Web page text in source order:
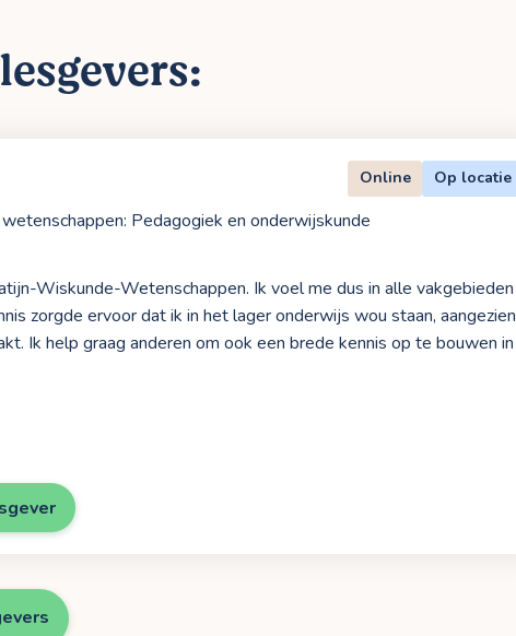
Online Op locatie
Pedagogiek en onderwijskunde
Wiskunde-Wetenschappen. Ik voel me dus in alle vakgebieden
zorgde ervoor dat ik in het lager onderwijs wou staan, aangezien
Ik help graag anderen om ook een brede kennis op te bouwen in